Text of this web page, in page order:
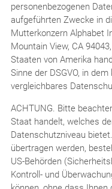
personenbezogenen
aufgeführten Zwecke in
Mutterkonzern Alphabet
Mountain View, CA
Staaten von Amerika
Sinne der DSGVO, in
vergleichbares
ACHTUNG. Bitte
Staat handelt, welches
Datenschutzniveau
übertragen werden,
US-Behörden
Kontroll- und